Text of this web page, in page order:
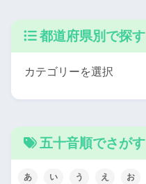
都道府県別で探す
五十音順でさがす
あ い う え お